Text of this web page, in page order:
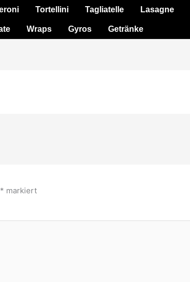
Tortellini Tagliatelle Lasagne
Wraps Gyros Getränke
* markiert